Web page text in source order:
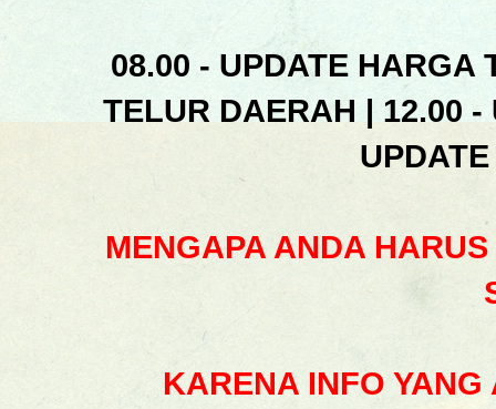
08.00 - UPDATE HARGA
TELUR DAERAH | 12.00
MENGAPA ANDA
KARENA INFO